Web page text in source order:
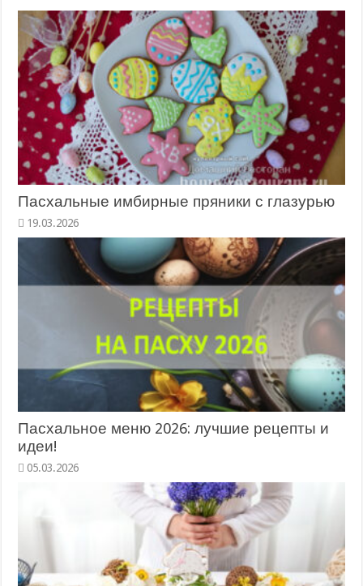
Пасхальные имбирные пряники с глазурью
19.03.2026
Пасхальное меню 2026: лучшие рецепты и
идеи!
05.03.2026